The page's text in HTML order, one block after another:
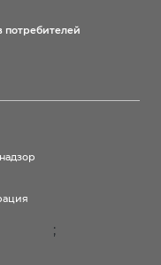
потребителей
;